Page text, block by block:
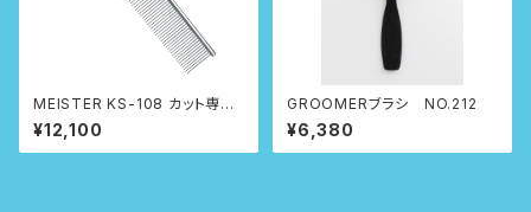
MEISTER KS-108 カット専用
コーム
¥12,100
GROOMERブラシ NO.212
¥6,380